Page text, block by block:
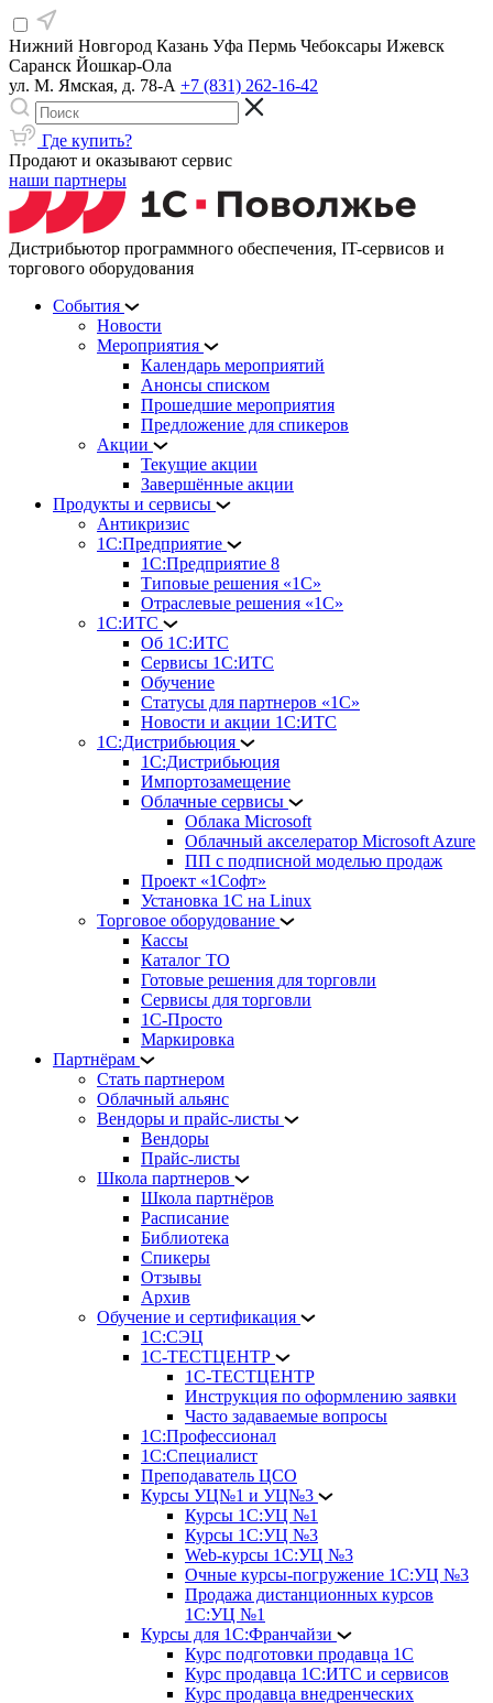
Нижний Новгород Казань Уфа Пермь Чебоксары Ижевск
Саранск Йошкар-Ола
ул. М. Ямская, д. 78-А +7 (831) 262-16-42
Где купить?
Продают и оказывают сервис
наши партнеры
Дистрибьютор программного обеспечения, IT-сервисов и
торгового оборудования
События
Новости
Мероприятия
Календарь мероприятий
Анонсы списком
Прошедшие мероприятия
Предложение для спикеров
Акции
Текущие акции
Завершённые акции
Продукты и сервисы
Антикризис
1С:Предприятие
1С:Предприятие 8
Типовые решения «1С»
Отраслевые решения «1С»
1С:ИТС
Об 1С:ИТС
Сервисы 1С:ИТС
Обучение
Статусы для партнеров «1С»
Новости и акции 1С:ИТС
1С:Дистрибьюция
1С:Дистрибьюция
Импортозамещение
Облачные сервисы
Облака Microsoft
Облачный акселератор Microsoft Azure
ПП с подписной моделью продаж
Проект «1Софт»
Установка 1С на Linux
Торговое оборудование
Кассы
Каталог ТО
Готовые решения для торговли
Сервисы для торговли
1С-Просто
Маркировка
Партнёрам
Стать партнером
Облачный альянс
Вендоры и прайс-листы
Вендоры
Прайс-листы
Школа партнеров
Школа партнёров
Расписание
Библиотека
Спикеры
Отзывы
Архив
Обучение и сертификация
1С:СЭЦ
1С-ТЕСТЦЕНТР
1С-ТЕСТЦЕНТР
Инструкция по оформлению заявки
Часто задаваемые вопросы
1С:Профессионал
1С:Специалист
Преподаватель ЦСО
Курсы УЦ№1 и УЦ№3
Курсы 1С:УЦ №1
Курсы 1С:УЦ №3
Web-курсы 1С:УЦ №3
Очные курсы-погружение 1С:УЦ №3
Продажа дистанционных курсов
1С:УЦ №1
Курсы для 1С:Франчайзи
Курс подготовки продавца 1С
Курс продавца 1С:ИТС и сервисов
Курс продавца внедренческих